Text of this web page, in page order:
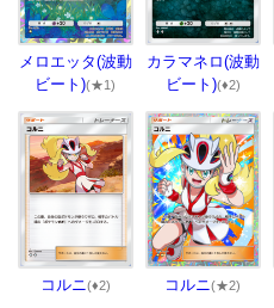
メロエッタ(波動
ビート)(★1)
カラマネロ(波動
ビート)(♦2)
コルニ(♦2) コルニ(★2)